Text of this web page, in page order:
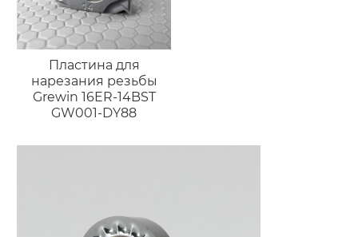
Пластина для
нарезания резьбы
Grewin 16ER-14BST
GW001-DY88